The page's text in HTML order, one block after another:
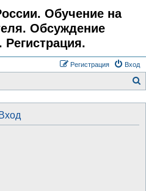
Обучение на
Обсуждение
Регистрация.
Вход
Регистрация
Вход